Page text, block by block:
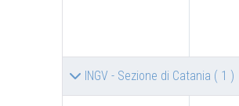
INGV - Sezione di Catania ( 1 )